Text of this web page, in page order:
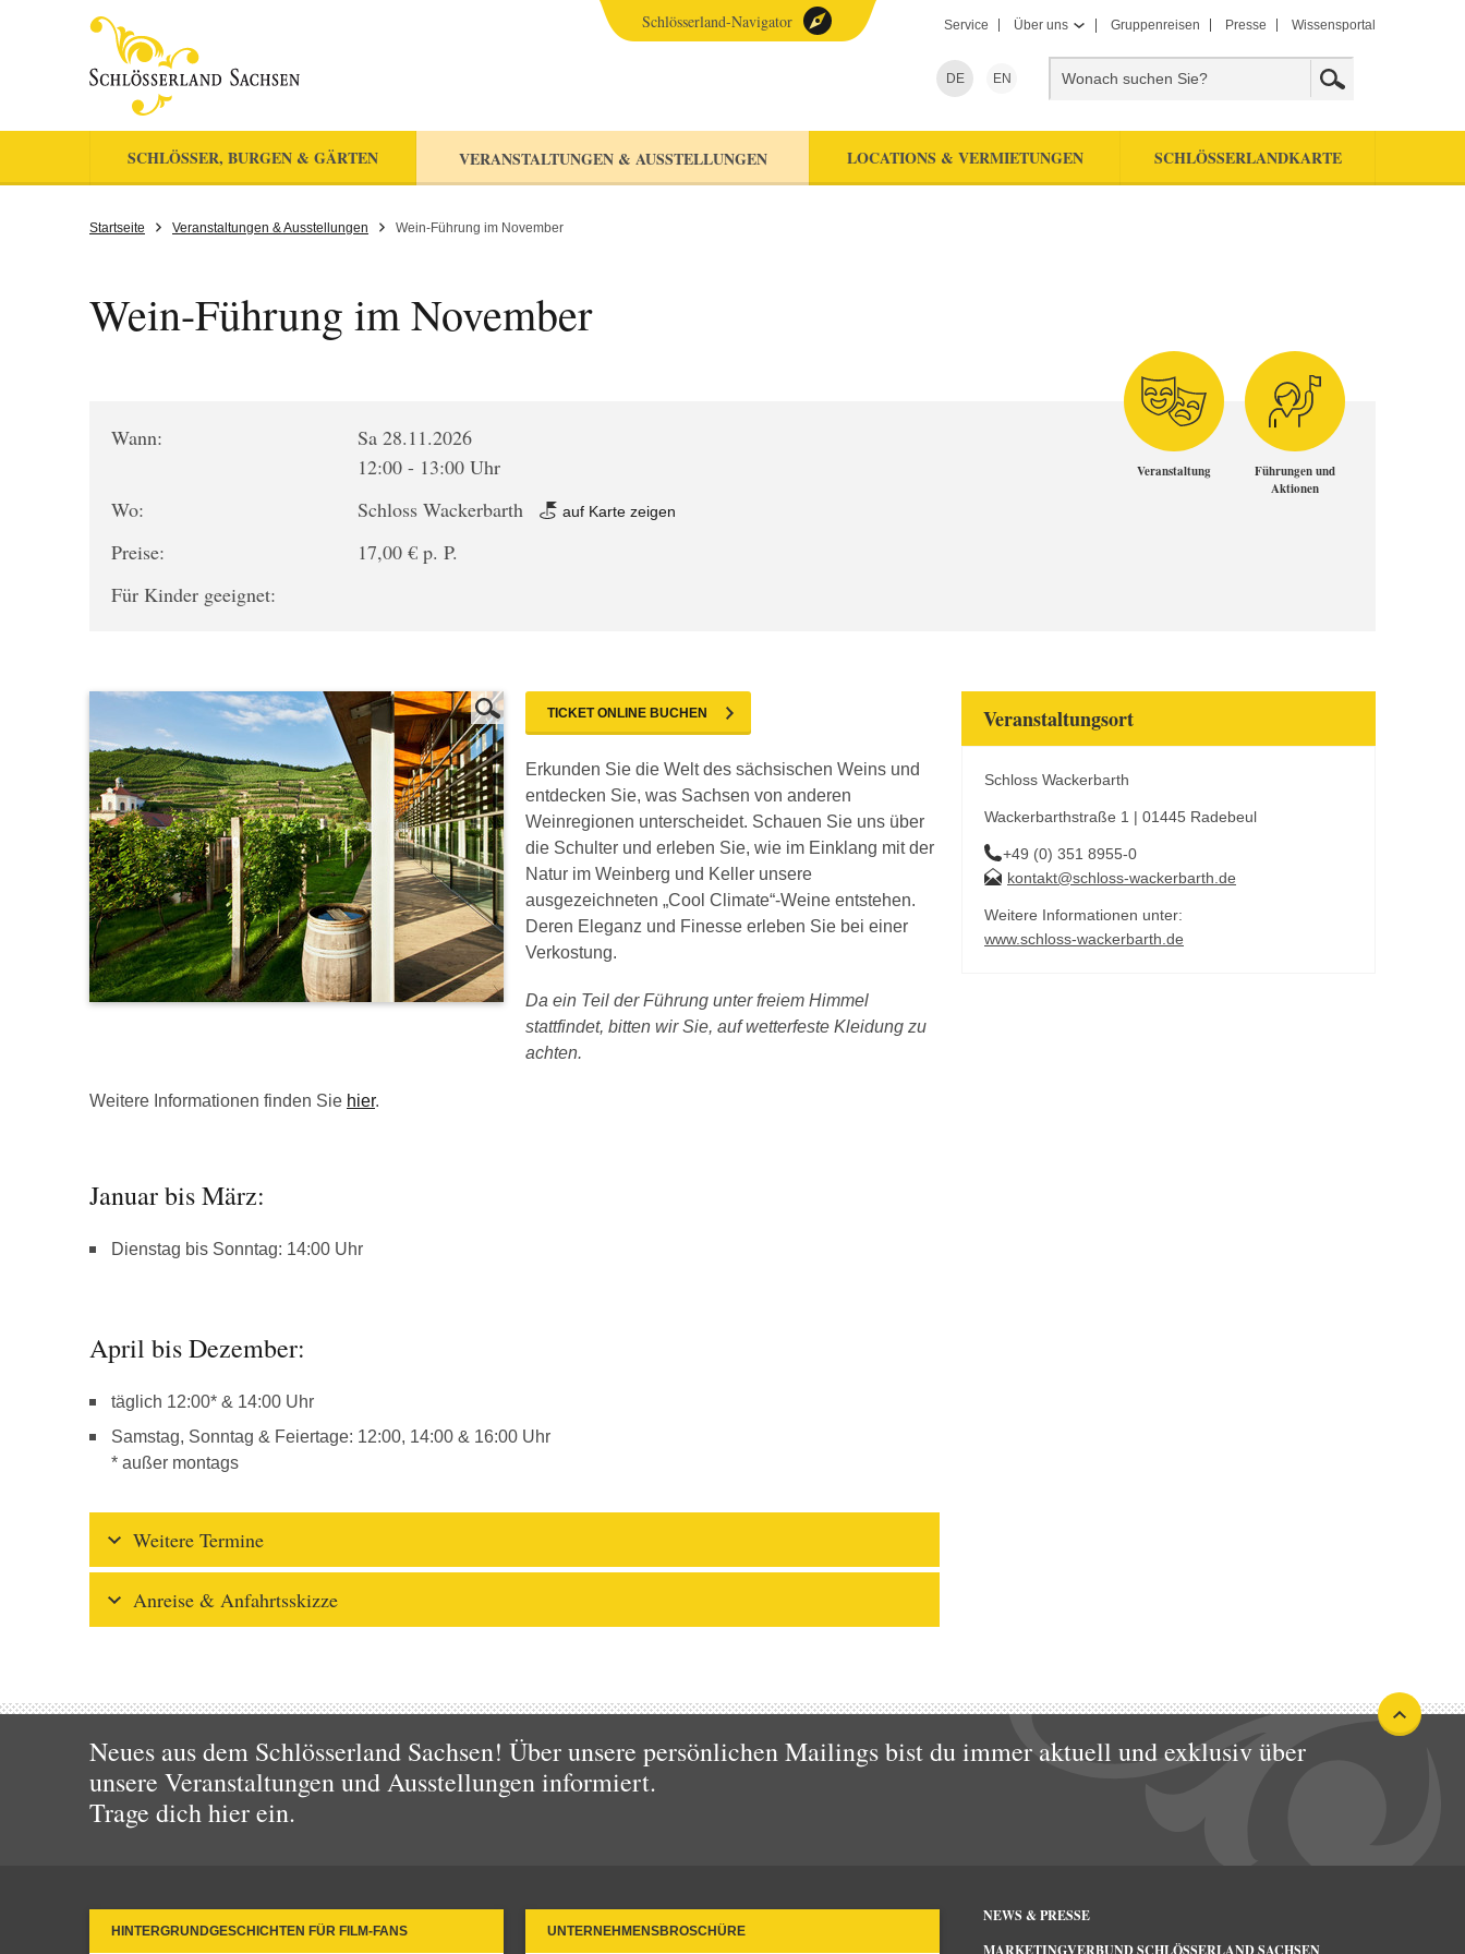
Service Über uns Gruppenreisen Presse Wissensportal
DE EN
SCHLÖSSER, BURGEN & GÄRTEN VERANSTALTUNGEN & AUSSTELLUNGEN LOCATIONS & VERMIETUNGEN SCHLÖSSERLANDKARTE
Schlösserland-Navigator
Startseite Veranstaltungen & Ausstellungen Wein-Führung im November
Wein-Führung im November
Wann:
Sa 28.11.2026
12:00 - 13:00 Uhr
Wo:
Schloss Wackerbarth auf Karte zeigen
Preise:
17,00 € p. P.
Für Kinder geeignet:
Veranstaltung
Führungen und
Aktionen
TICKET ONLINE BUCHEN
Erkunden Sie die Welt des sächsischen Weins und
entdecken Sie, was Sachsen von anderen
Weinregionen unterscheidet. Schauen Sie uns über
die Schulter und erleben Sie, wie im Einklang mit der
Natur im Weinberg und Keller unsere
ausgezeichneten „Cool Climate“-Weine entstehen.
Deren Eleganz und Finesse erleben Sie bei einer
Verkostung.
Da ein Teil der Führung unter freiem Himmel
stattfindet, bitten wir Sie, auf wetterfeste Kleidung zu
achten.
Weitere Informationen finden Sie hier.
Januar bis März:
Dienstag bis Sonntag: 14:00 Uhr
April bis Dezember:
täglich 12:00* & 14:00 Uhr
Samstag, Sonntag & Feiertage: 12:00, 14:00 & 16:00 Uhr
* außer montags
Weitere Termine
Anreise & Anfahrtsskizze
Veranstaltungsort
Schloss Wackerbarth
Wackerbarthstraße 1 | 01445 Radebeul
+49 (0) 351 8955-0
kontakt@schloss-wackerbarth.de
Weitere Informationen unter:
www.schloss-wackerbarth.de
Neues aus dem Schlösserland Sachsen! Über unsere persönlichen Mailings bist du immer aktuell und exklusiv über
unsere Veranstaltungen und Ausstellungen informiert.
Trage dich hier ein.
HINTERGRUNDGESCHICHTEN FÜR FILM-FANS UNTERNEHMENSBROSCHÜRE
NEWS & PRESSE
MARKETINGVERBUND SCHLÖSSERLAND SACHSEN